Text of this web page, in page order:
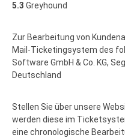
5.3 Greyhound
Zur Bearbeitung von
Mail-Ticketingsystem des
Software GmbH & Co. KG,
Deutschland
Stellen Sie über unsere
werden diese im
eine chronologische